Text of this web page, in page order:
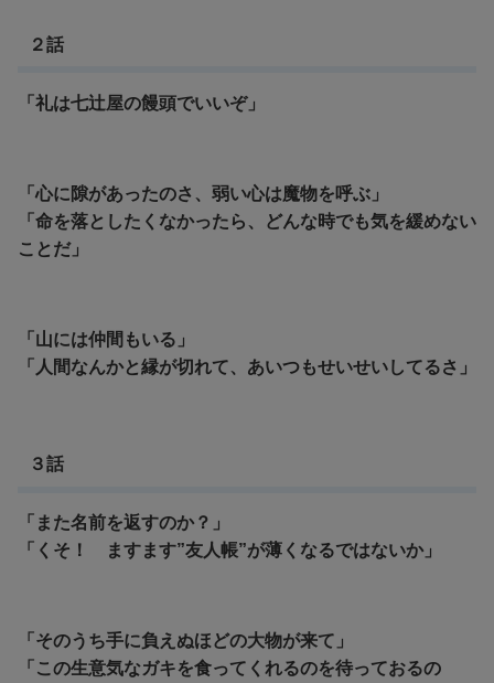
２話
「礼は七辻屋の饅頭でいいぞ」
「心に隙があったのさ、弱い心は魔物を呼ぶ」
「命を落としたくなかったら、どんな時でも気を緩めない
ことだ」
「山には仲間もいる」
「人間なんかと縁が切れて、あいつもせいせいしてるさ」
３話
「また名前を返すのか？」
「くそ！ ますます”友人帳”が薄くなるではないか」
「そのうち手に負えぬほどの大物が来て」
「この生意気なガキを食ってくれるのを待っておるの